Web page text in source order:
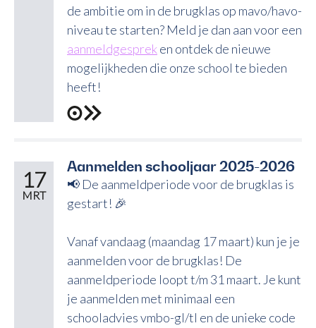
de ambitie om in de brugklas op mavo/havo-
niveau te starten? Meld je dan aan voor een
aanmeldgespreken ontdek de nieuwe
mogelijkheden die onze school te bieden
heeft!
Aanmelden schooljaar 2025-2026
17
MRT
📢 De aanmeldperiode voor de brugklas is
gestart! 🎉
Vanaf vandaag (maandag 17 maart) kun je je
aanmelden voor de brugklas! De
aanmeldperiode loopt t/m 31 maart. Je kunt
je aanmelden met minimaal een
schooladvies vmbo-gl/tl en de unieke code